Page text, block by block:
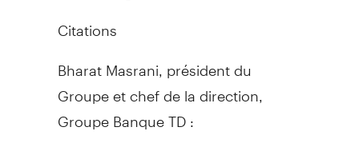
Citations
Bharat Masrani, président du
Groupe et chef de la direction,
Groupe Banque TD :